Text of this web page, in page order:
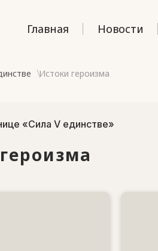
Главная Новости
Истоки героизма
«Сила V единстве»